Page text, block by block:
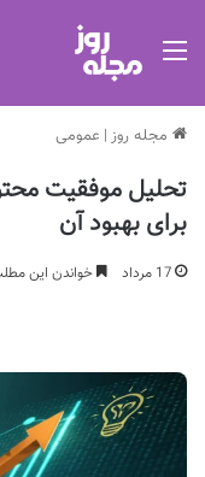
مجله روز | عمومی
تحلیل موفقیت
برای بهبود آن
17 مرداد خواندن این مطلب 18 دقیقه زمان